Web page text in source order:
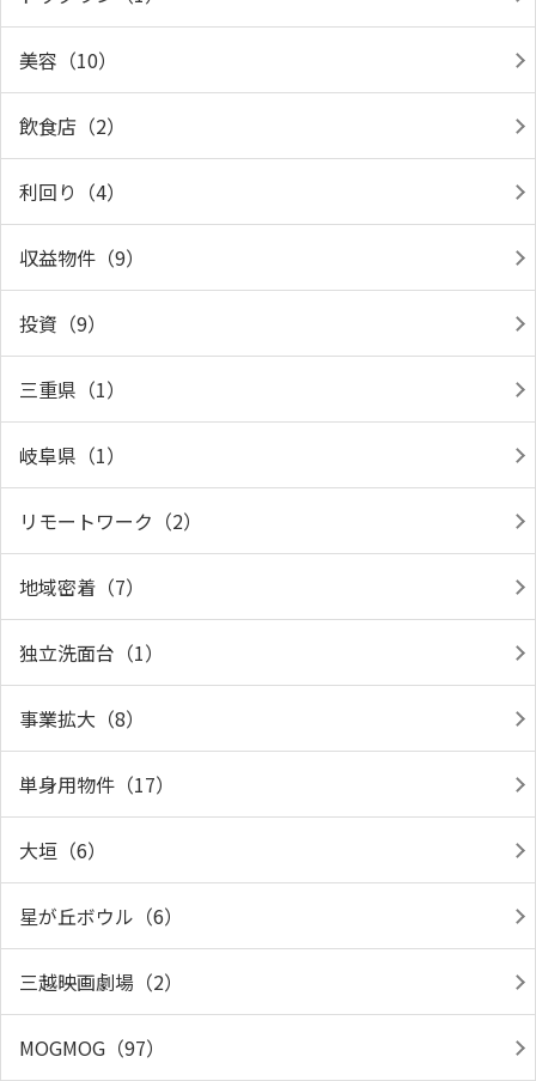
美容（10）
飲食店（2）
利回り（4）
収益物件（9）
投資（9）
三重県（1）
岐阜県（1）
リモートワーク（2）
地域密着（7）
独立洗面台（1）
事業拡大（8）
単身用物件（17）
大垣（6）
星が丘ボウル（6）
三越映画劇場（2）
MOGMOG（97）